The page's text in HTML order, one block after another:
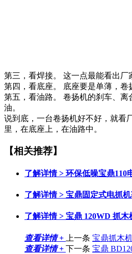
第三，看焊接。 这一点最能看出厂
第四，看底座。 底座要是单薄，
第五，看油路。 卷扬机的刹车、
油。
说到底，一台卷扬机好不好，就看
里，在底座上，在油路中。
【相关推荐】
了解详情 > 环保低噪宝鼎110
了解详情 > 宝鼎固定式电抓
了解详情 > 宝鼎 120WD 抓
查看详情 + 上一条 宝鼎抓木
查看详情 + 下一条 宝鼎